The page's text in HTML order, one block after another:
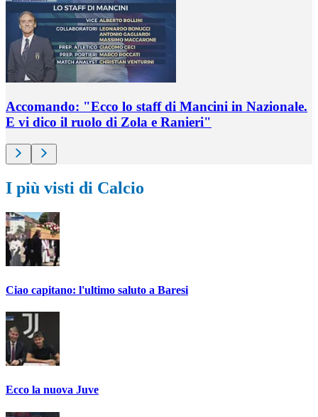
Accomando: "Ecco lo staff di Mancini in Nazionale.
E vi dico il ruolo di Zola e Ranieri"
I più visti di Calcio
Ciao capitano: l'ultimo saluto a Baresi
Ecco la nuova Juve